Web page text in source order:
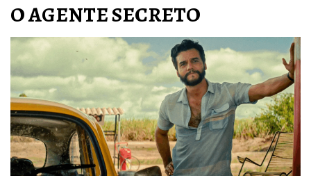
O AGENTE SECRETO